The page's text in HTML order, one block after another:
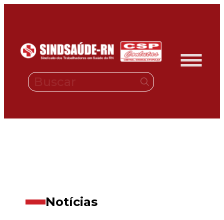
Convênio
Notícias
Fale conosco
Notícias